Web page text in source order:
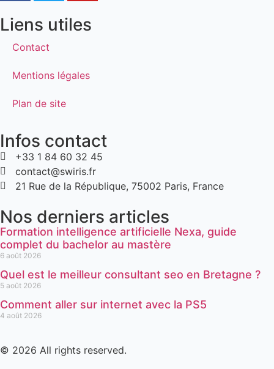
Liens utiles
Contact
Mentions légales
Plan de site
Infos contact
+33 1 84 60 32 45
contact@swiris.fr
21 Rue de la République, 75002 Paris, France
Nos derniers articles
Formation intelligence artificielle Nexa, guide
complet du bachelor au mastère
6 août 2026
Quel est le meilleur consultant seo en Bretagne ?
5 août 2026
Comment aller sur internet avec la PS5
4 août 2026
© 2026 All rights reserved.